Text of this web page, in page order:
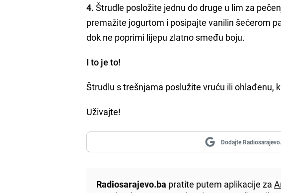
4. Štrudle posložite jednu do druge u lim za
premažite jogurtom i posipajte vanilin šećerom
dok ne poprimi lijepu zlatno smeđu boju.
I to je to!
Štrudlu s trešnjama poslužite vruću ili ohlađenu,
Uživajte!
Dodajte
Radiosarajevo.ba pratite putem aplikacije za